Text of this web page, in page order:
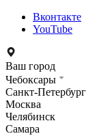
Вконтакте
YouTube
Ваш город
Чебоксары
Санкт-Петербург
Москва
Челябинск
Самара